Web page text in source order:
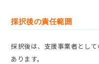
採択後の責任範囲
採択後は、支援事業者とし
あります。